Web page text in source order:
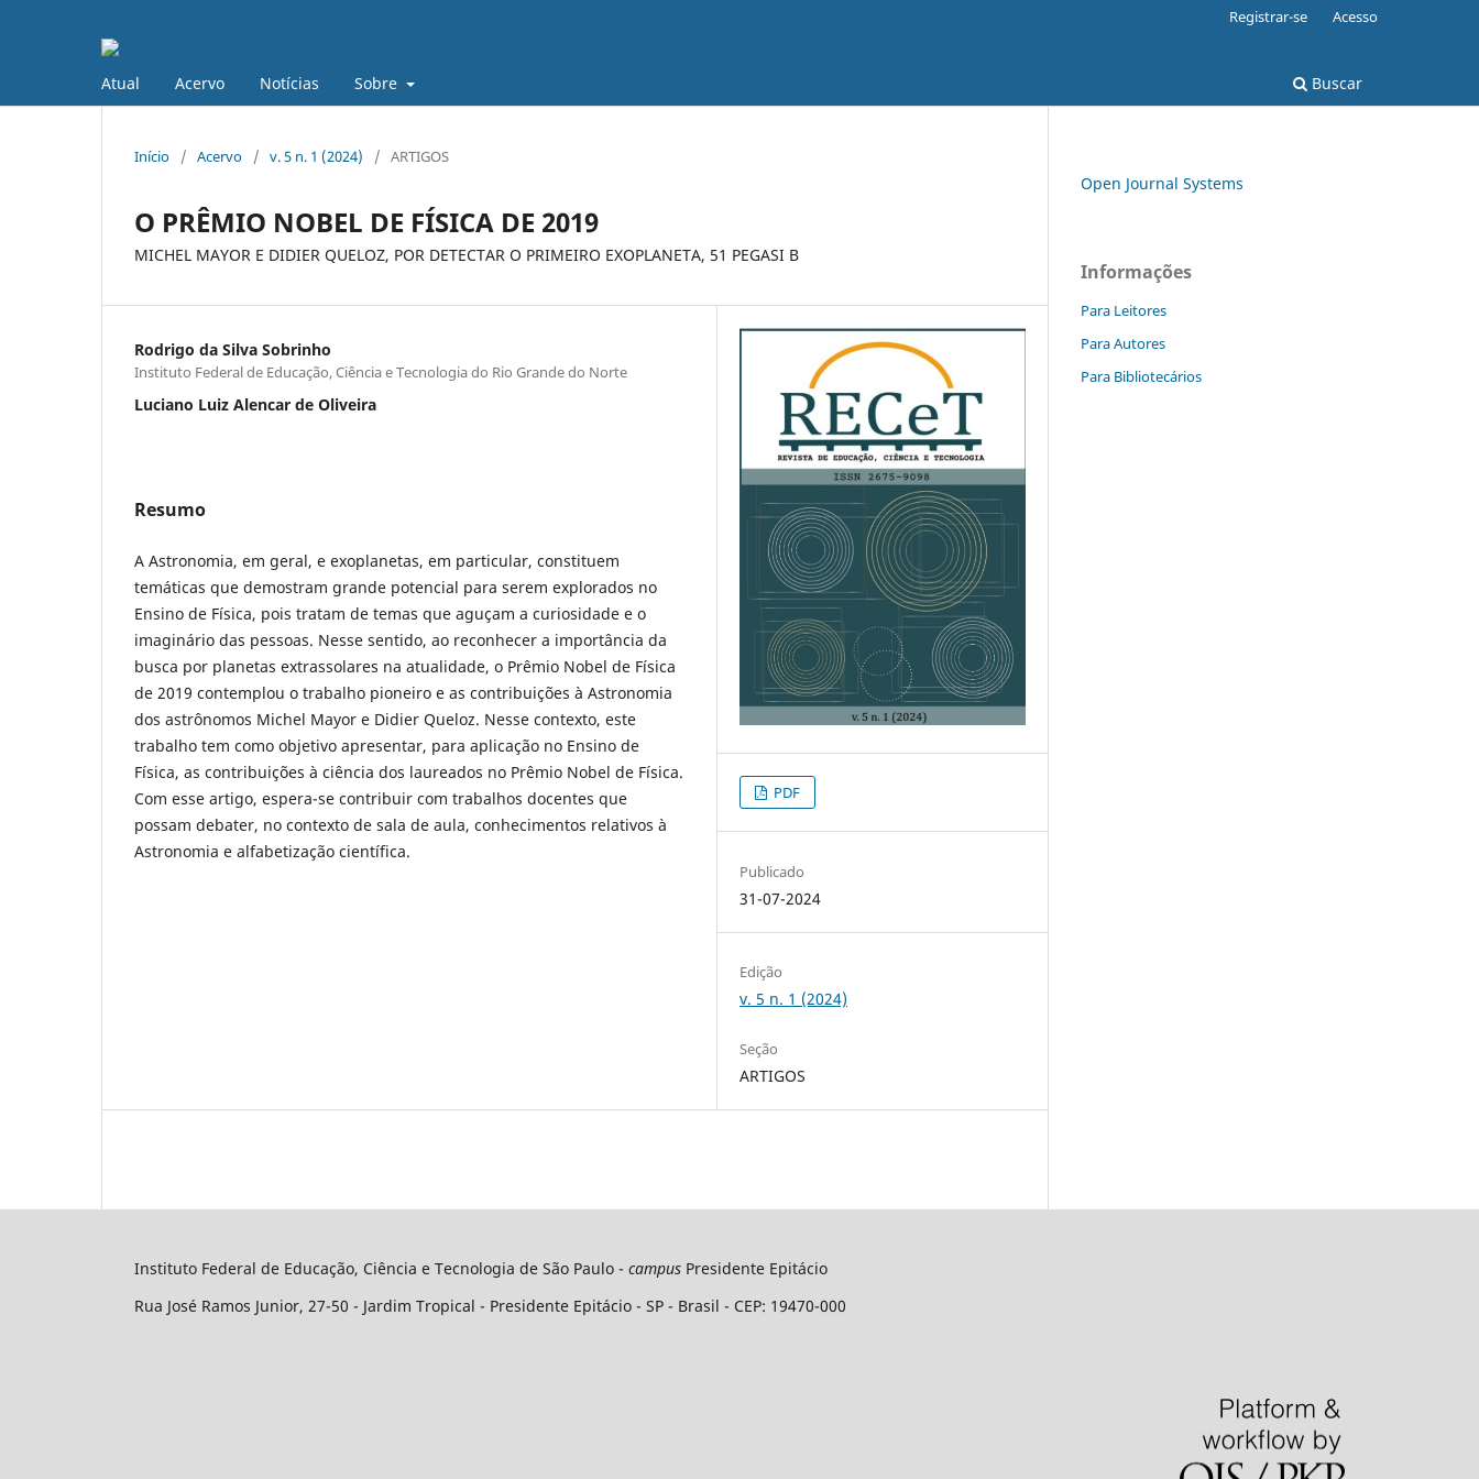
Atual Acervo Notícias Sobre Buscar
Registrar-se Acesso
Início / Acervo / v. 5 n. 1 (2024) / ARTIGOS
O PRÊMIO NOBEL DE FÍSICA DE 2019
MICHEL MAYOR E DIDIER QUELOZ, POR DETECTAR O PRIMEIRO EXOPLANETA, 51 PEGASI B
Rodrigo da Silva Sobrinho
Instituto Federal de Educação, Ciência e Tecnologia do Rio Grande do Norte
Luciano Luiz Alencar de Oliveira
Resumo
A Astronomia, em geral, e exoplanetas, em particular, constituem
temáticas que demostram grande potencial para serem explorados no
Ensino de Física, pois tratam de temas que aguçam a curiosidade e o
imaginário das pessoas. Nesse sentido, ao reconhecer a importância da
busca por planetas extrassolares na atualidade, o Prêmio Nobel de Física
de 2019 contemplou o trabalho pioneiro e as contribuições à Astronomia
dos astrônomos Michel Mayor e Didier Queloz. Nesse contexto, este
trabalho tem como objetivo apresentar, para aplicação no Ensino de
Física, as contribuições à ciência dos laureados no Prêmio Nobel de Física.
Com esse artigo, espera-se contribuir com trabalhos docentes que
possam debater, no contexto de sala de aula, conhecimentos relativos à
Astronomia e alfabetização científica.
PDF
Publicado
31-07-2024
Edição
v. 5 n. 1 (2024)
Seção
ARTIGOS
Open Journal Systems
Informações
Para Leitores
Para Autores
Para Bibliotecários
Instituto Federal de Educação, Ciência e Tecnologia de São Paulo - campus Presidente Epitácio
Rua José Ramos Junior, 27-50 - Jardim Tropical - Presidente Epitácio - SP - Brasil - CEP: 19470-000